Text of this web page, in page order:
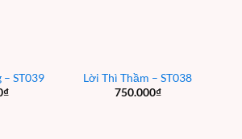
– ST039
₫
Lời Thì Thầm – ST038
750.000₫